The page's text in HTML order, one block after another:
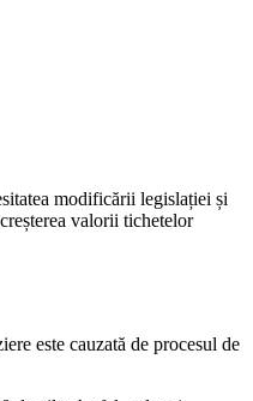
modificării legislației și
valorii tichetelor
este cauzată de procesul de